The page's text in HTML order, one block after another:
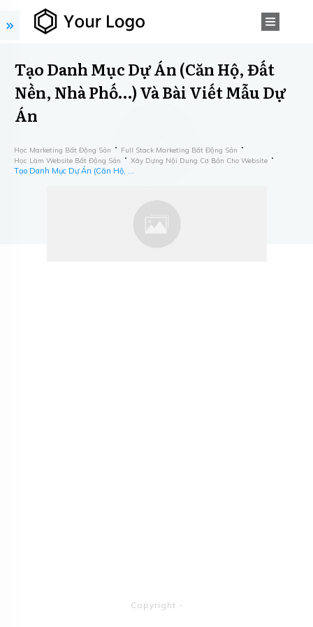
Tạo Danh Mục Dự Án (Căn Hộ, Đất
Nền, Nhà Phố…) Và Bài Viết Mẫu Dự
Án
Học Marketing Bất Động Sản
Full Stack Marketing Bất Động Sản
Học Làm Website Bất Động Sản
Xây Dựng Nội Dung Cơ Bản Cho Website
Copyright -